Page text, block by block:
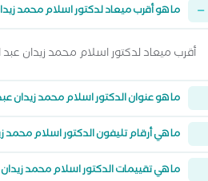
ما هو أقرب ميعاد لدكتور اسلام محمد
أقرب ميعاد لدكتور اسلام محمد زيدان عبد الله هو غداً السبت 08 اغسطس 2026 من 6:00 مساءً وتقدر تشوف كل
ما هو عنوان الدكتور اسلام محمد زيدان
ما هي أرقام تليفون الدكتور اسلام محمد
ما هي تقييمات الدكتور اسلام محمد زيدان